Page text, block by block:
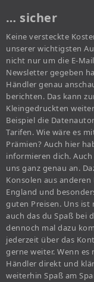
… sicher
Keine versteckte
unserer wichtigsten
nicht nur um die E-
Newsletter gegeben
Händler genau
berichten. Das kann
Kleingedruckten
Beispiel die
Tarifen. Wie wäre es
Prämien? Auch hier
informieren dich.
uns ganz genau an.
Konsolen aus
England und
guten Preisen. Uns
auch das du Spaß bei
dennoch mal dazu
jederzeit über das
gerne weiter. Wenn
Händler direkt und
weiterhin Spaß am